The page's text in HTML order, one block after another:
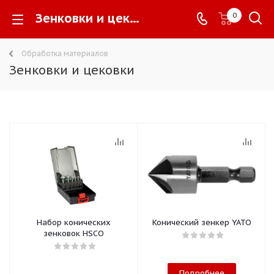
Зенковки и цековки - 0
Обработка материалов
Зенковки и цековки
Набор конических
зенковок HSCO
Конический зенкер YATO